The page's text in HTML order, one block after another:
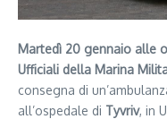
Martedì 20 gennaio alle
Ufficiali della Marina
consegna di
all’ospedale di Tyvriv, in